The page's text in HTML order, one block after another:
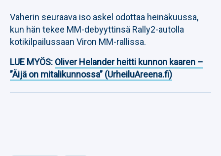
Vaherin seuraava iso askel odottaa heinäkuussa,
kun hän tekee MM-debyyttinsä Rally2-autolla
kotikilpailussaan Viron MM-rallissa.
LUE MYÖS: Oliver Helander heitti kunnon kaaren –
”Äijä on mitalikunnossa” (UrheiluAreena.fi)